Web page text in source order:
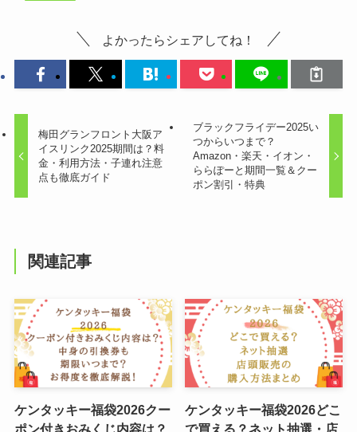
よかったらシェアしてね！
梅田グランフロント大阪ア
イスリンク2025期間は？料
金・利用方法・子連れ注意
点も徹底ガイド
ブラックフライデー2025い
つからいつまで？
Amazon・楽天・イオン・
ららぽーと期間一覧＆クー
ポン割引・特典
関連記事
ケンタッキー福袋2026クー
ポン付きおみくじ内容は？
ケンタッキー福袋2026どこ
で買える？ネット抽選・店